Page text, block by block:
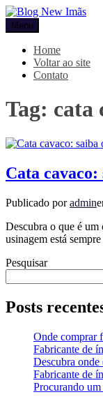
Pular
para
o
conteúdo
Blog New Imãs
Menu
Home
Voltar ao site
Contato
Tag: cata
Cata cavaco:
Publicado poradmin
Descubra o que é um
usinagem está
Pesquisar
Posts
Onde comprar
Fabricante de
Descubra onde
Fabricante de
Procurando